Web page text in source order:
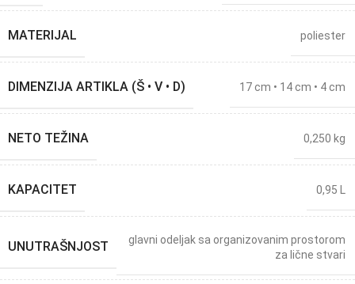
MATERIJAL poliester
DIMENZIJA ARTIKLA (Š • V • D) 17 cm • 14 cm • 4 cm
NETO TEŽINA 0,250 kg
KAPACITET 0,95 L
UNUTRAŠNJOST
glavni odeljak sa organizovanim prostorom
za lične stvari